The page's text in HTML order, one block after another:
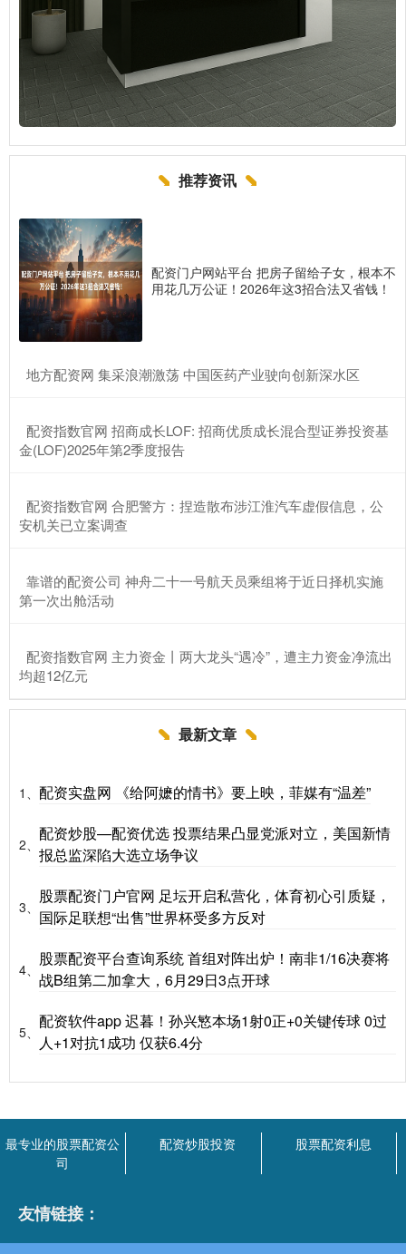
推荐资讯
配资门户网站平台 把房子留给子女，根本不
用花几万公证！2026年这3招合法又省钱！
​地方配资网 集采浪潮激荡 中国医药产业驶向创新深水区
​配资指数官网 招商成长LOF: 招商优质成长混合型证券投资基
金(LOF)2025年第2季度报告
​配资指数官网 合肥警方：捏造散布涉江淮汽车虚假信息，公
安机关已立案调查
​靠谱的配资公司 神舟二十一号航天员乘组将于近日择机实施
第一次出舱活动
​配资指数官网 主力资金丨两大龙头“遇冷”，遭主力资金净流出
均超12亿元
最新文章
1、 配资实盘网 《给阿嬷的情书》要上映，菲媒有“温差”
2、
配资炒股—配资优选 投票结果凸显党派对立，美国新情
报总监深陷大选立场争议
3、
股票配资门户官网 足坛开启私营化，体育初心引质疑，
国际足联想“出售”世界杯受多方反对
4、
股票配资平台查询系统 首组对阵出炉！南非1/16决赛将
战B组第二加拿大，6月29日3点开球
5、
配资软件app 迟暮！孙兴慜本场1射0正+0关键传球 0过
人+1对抗1成功 仅获6.4分
最专业的股票配资公
司
配资炒股投资 股票配资利息
友情链接：